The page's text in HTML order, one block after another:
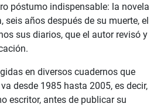
póstumo indispensable: la novela
seis años después de su muerte, el
sus diarios, que el autor revisó y
en diversos cuadernos que
desde 1985 hasta 2005, es decir,
escritor, antes de publicar su